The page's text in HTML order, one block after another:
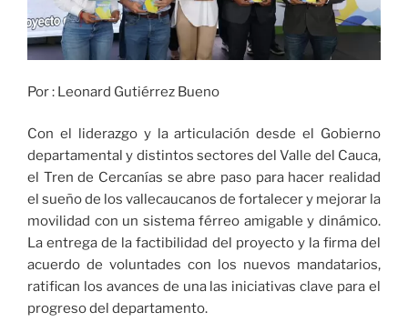
Por : Leonard Gutiérrez Bueno
Con el liderazgo y la articulación desde el Gobierno
departamental y distintos sectores del Valle del Cauca,
el Tren de Cercanías se abre paso para hacer realidad
el sueño de los vallecaucanos de fortalecer y mejorar la
movilidad con un sistema férreo amigable y dinámico.
La entrega de la factibilidad del proyecto y la firma del
acuerdo de voluntades con los nuevos mandatarios,
ratifican los avances de una las iniciativas clave para el
progreso del departamento.